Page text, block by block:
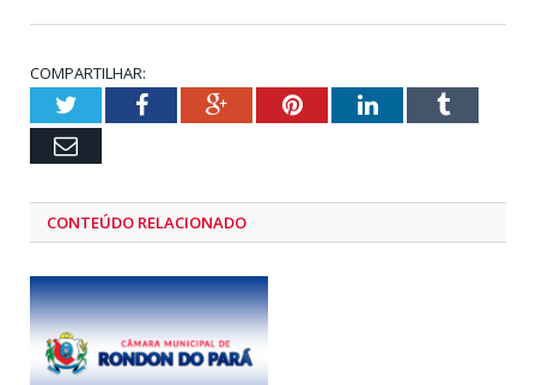
COMPARTILHAR:
TwitterFacebookGoogle+PinterestLinkedInTumblr
Email
CONTEÚDO RELACIONADO